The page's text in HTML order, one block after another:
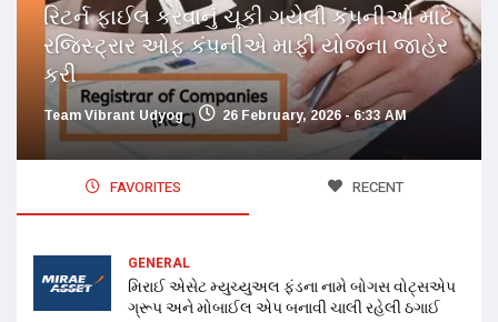
રિટર્ન ફાઈલ કરવાનું ચૂકી ગયેલી કંપનીઓ માટે
રજિસ્ટ્રાર ઓફ કંપનીએ માફી યોજના જાહેર
કરી
Team Vibrant Udyog 26 February, 2026 - 6:33 AM
FAVORITES RECENT
GENERAL
મિરાઈ એસેટ મ્યુચ્યુઅલ ફંડના નામે બોગસ વોટ્સએપ
ગ્રૂપ અને મોબાઈલ એપ બનાવી ચાલી રહેલી ઠગાઈ